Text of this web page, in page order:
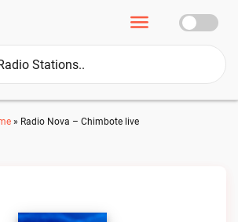
» Radio Nova – Chimbote live